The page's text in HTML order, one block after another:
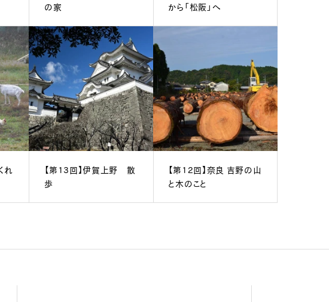
の家
から「松阪」へ
れ
【第13回】伊賀上野 散
歩
【第12回】奈良 吉野の山
と木のこと